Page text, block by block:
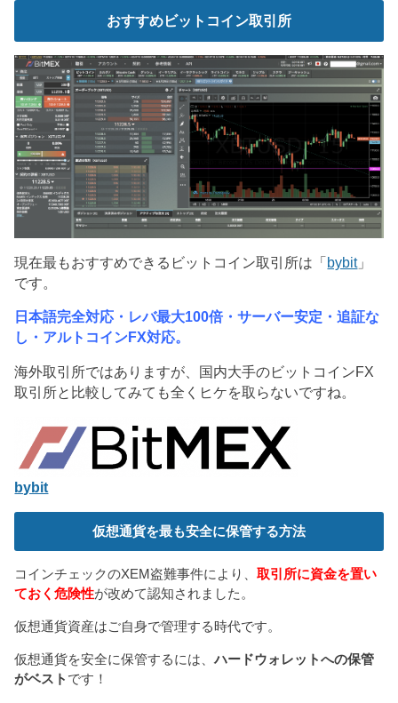
おすすめビットコイン取引所
現在最もおすすめできるビットコイン取引所は「 bybit」
です。
日本語完全対応・レバ最大100倍・サーバー安定・追証な
し・アルトコインFX対応。
海外取引所ではありますが、国内大手のビットコインFX
取引所と比較してみても全くヒケを取らないですね。
bybit
仮想通貨を最も安全に保管する方法
コインチェックのXEM盗難事件により、取引所に資金を置い
ておく危険性が改めて認知されました。
仮想通貨資産はご自身で管理する時代です。
仮想通貨を安全に保管するには、ハードウォレットへの保管
がベスト です！